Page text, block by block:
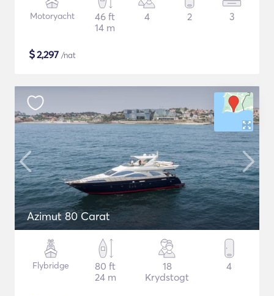
Motoryacht
46 ft
14 m
4 2 3
$2,297 /nat
Azimut 80 Carat
Flybridge
80 ft
24 m
18
Krydstogt
4